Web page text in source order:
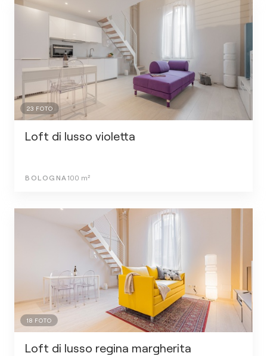
23 FOTO
Loft di lusso violetta
BOLOGNA 100 m²
18 FOTO
Loft di lusso regina margherita